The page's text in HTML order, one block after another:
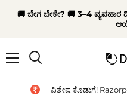
🚚 ಬೇಗ ಬೇಕೇ? 🚚 3–4
ವಿಶೇಷ ಕೊಡುಗೆ!